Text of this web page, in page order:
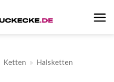
Ketten » Halsketten